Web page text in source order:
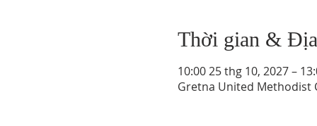
Thời gian &
10:00 25 thg 10, 2027 –
Gretna United Methodist